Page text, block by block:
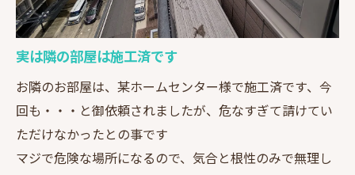
実は隣の部屋は施工済です
お隣のお部屋は、某ホームセンター様で施工済です、今
回も・・・と御依頼されましたが、危なすぎて請けてい
ただけなかったとの事です
マジで危険な場所になるので、気合と根性のみで無理し